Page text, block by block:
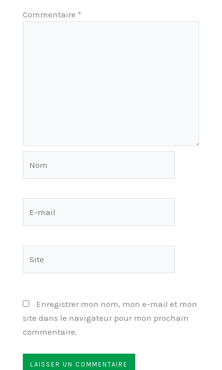
Commentaire *
Enregistrer mon nom, mon e-mail et mon
site dans le navigateur pour mon prochain
commentaire.